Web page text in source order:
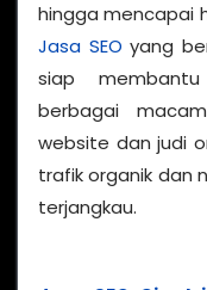
hingga mencapai
Jasa SEO yang
siap
berbagai
website dan judi
trafik organik dan
terjangkau.